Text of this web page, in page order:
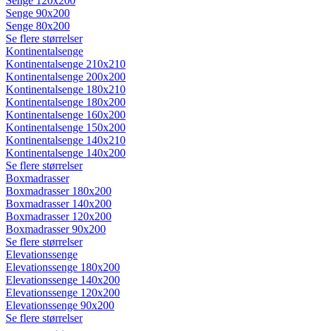
Senge 90x200
Senge 80x200
Se flere størrelser
Kontinentalsenge
Kontinentalsenge 210x210
Kontinentalsenge 200x200
Kontinentalsenge 180x210
Kontinentalsenge 180x200
Kontinentalsenge 160x200
Kontinentalsenge 150x200
Kontinentalsenge 140x210
Kontinentalsenge 140x200
Se flere størrelser
Boxmadrasser
Boxmadrasser 180x200
Boxmadrasser 140x200
Boxmadrasser 120x200
Boxmadrasser 90x200
Se flere størrelser
Elevationssenge
Elevationssenge 180x200
Elevationssenge 140x200
Elevationssenge 120x200
Elevationssenge 90x200
Se flere størrelser